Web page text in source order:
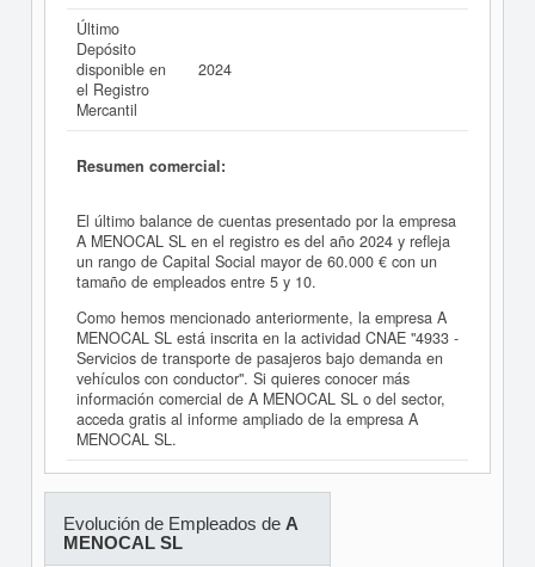
Último
Depósito
disponible en
el Registro
Mercantil
2024
Resumen comercial:
El último balance de cuentas presentado por la empresa
A MENOCAL SL en el registro es del año 2024 y refleja
un rango de Capital Social mayor de 60.000 € con un
tamaño de empleados entre 5 y 10.
Como hemos mencionado anteriormente, la empresa A
MENOCAL SL está inscrita en la actividad CNAE "4933 -
Servicios de transporte de pasajeros bajo demanda en
vehículos con conductor". Si quieres conocer más
información comercial de A MENOCAL SL o del sector,
acceda gratis al informe ampliado de la empresa A
MENOCAL SL.
Evolución de Empleados de A
MENOCAL SL